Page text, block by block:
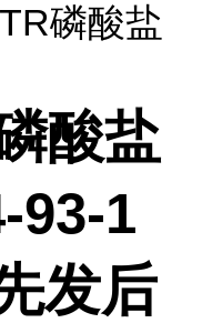
磷酸盐
酸盐
93-1
发后